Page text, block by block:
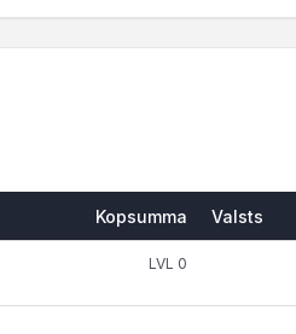
Kopsumma Valsts
LVL 0